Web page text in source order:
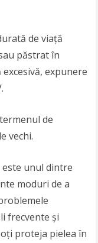
de viață
păstrat în
expunere
de
vechi.
unul dintre
moduri de a
frecvente și
proteja pielea în